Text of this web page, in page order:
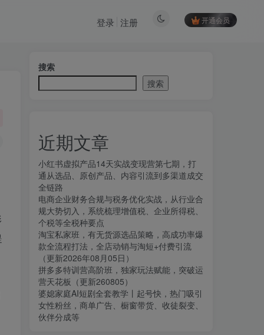
开通会员
登录 注册
搜索
搜索
近期文章
小红书虚拟产品14天实战变现营第七期，打
通从选品、原创产品、内容引流到多渠道成交
全链路
电商企业财务合规与税务优化实战，从行业合
规大势切入，系统梳理增值税、企业所得税、
个税等全税种要点
淘宝私家班，有无货源选品策略，高成功率爆
款全流程打法，全店动销与淘短+付费引流
（更新2026年08月05日）
拼多多特训营高阶班，独家玩法赋能，突破运
营天花板（更新260805）
婆媳家庭AI短剧全套教学丨起号快，热门吸引
女性粉丝，商单广告、橱窗带货、收徒裂变、
伙伴分成等